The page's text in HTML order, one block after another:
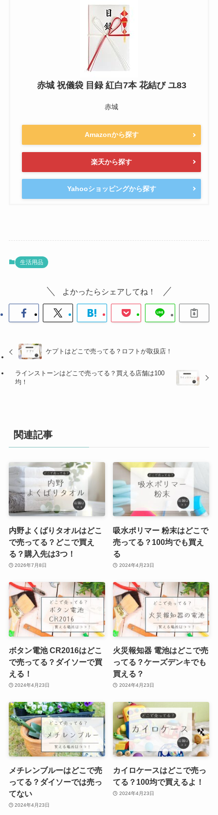
赤城 祝儀袋 目録 紅白7本 花結び ユ83
赤城
Amazonから探す
楽天から探す
Yahooショッピングから探す
生活用品
よかったらシェアしてね！
ケプトはどこで売ってる？ロフトが取扱店！
ラインストーンはどこで売ってる？買える店舗は100
均！
関連記事
内野よくばりタオルはどこ
で売ってる？どこで買え
る？購入先は3つ！
2026年7月8日
吸水ポリマー 粉末はどこで
売ってる？100均でも買え
る
2024年4月23日
ボタン電池 CR2016はどこ
で売ってる？ダイソーで買
える！
2024年4月23日
火災報知器 電池はどこで売
ってる？ケーズデンキでも
買える？
2024年4月23日
メチレンブルーはどこで売
ってる？ダイソーでは売っ
てない
2024年4月23日
カイロケースはどこで売っ
てる？100均で買えるよ！
2024年4月23日